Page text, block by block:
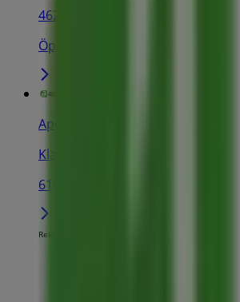
462 m
Öppna
Apoteket
Klarabergsgatan 64, Stockholm
618 m
Reklam